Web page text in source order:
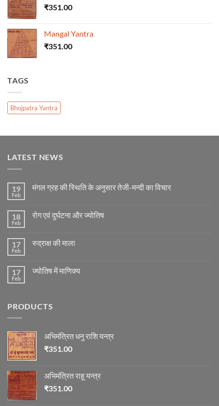
₹351.00
Mangal Yantra
₹351.00
TAGS
Bhojpatra Yantra
LATEST NEWS
19
Feb
मंगल ग्रह की स्थिति के अनुसार तेजी-मन्दी का विचार
मंगल
के
अनुसार
विचार
18
Feb
रोग एवं दुर्घटना और ज्योतिष
रोग
ज्योतिष
17
Feb
रुद्राक्ष की माला
रुद्राक्ष
17
Feb
ज्योतिष में माणिक्य
में
PRODUCTS
अभिमंत्रित धनु राशि यन्त्र
₹351.00
अभिमंत्रित राहू यन्त्र
₹351.00